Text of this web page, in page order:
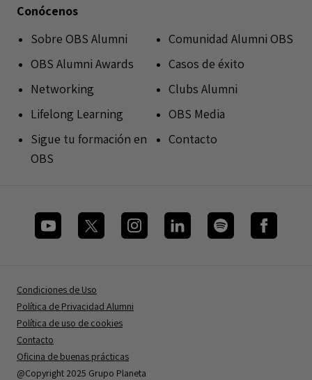
Conócenos
Sobre OBS Alumni
OBS Alumni Awards
Networking
Lifelong Learning
Sigue tu formación en
OBS
Comunidad Alumni OBS
Casos de éxito
Clubs Alumni
OBS Media
Contacto
Condiciones de Uso
Política de Privacidad Alumni
Política de uso de cookies
Contacto
Oficina de buenas prácticas
@Copyright 2025 Grupo Planeta